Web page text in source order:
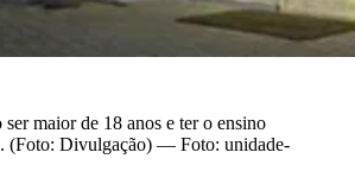
ser maior de 18 anos e ter o ensino
(Foto: Divulgação) — Foto: unidade-